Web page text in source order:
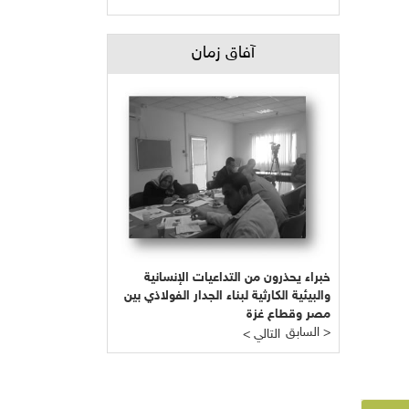
آفاق زمان
خبراء يحذرون من التداعيات الإنسانية
والبيئية الكارثية لبناء الجدار الفولاذي بين
مصر وقطاع غزة
< التالي
السابق >